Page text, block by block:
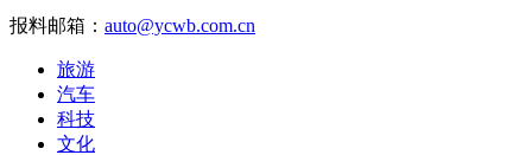
报料邮箱： auto@ycwb.com.cn
旅游
汽车
科技
文化